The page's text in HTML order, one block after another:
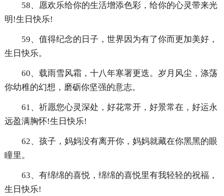
58、愿欢乐给你的生活增添色彩，给你的心灵带来光
明!生日快乐!
59、值得纪念的日子，世界因为有了你而更加美好，
生日快乐。
60、载雨雪风霜，十八年寒署更迭。岁月风尘，涤荡
你幼稚的幻想，磨砺你坚强的意志。
61、祈愿您心灵深处，好花常开，好景常在，好运永
远盈满胸怀!生日快乐!
62、孩子，妈妈没有离开你，妈妈就藏在你黑黑的眼
瞳里。
63、有绵绵的喜悦，绵绵的喜悦里有我轻轻的祝福，
生日快乐!